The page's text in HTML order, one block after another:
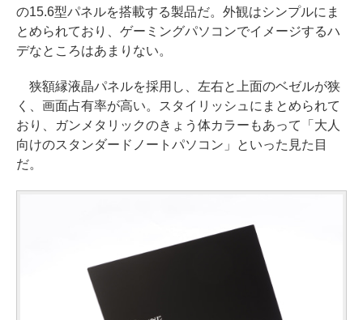
の15.6型パネルを搭載する製品だ。外観はシンプルにま
とめられており、ゲーミングパソコンでイメージするハ
デなところはあまりない。
狭額縁液晶パネルを採用し、左右と上面のベゼルが狭
く、画面占有率が高い。スタイリッシュにまとめられて
おり、ガンメタリックのきょう体カラーもあって「大人
向けのスタンダードノートパソコン」といった見た目
だ。